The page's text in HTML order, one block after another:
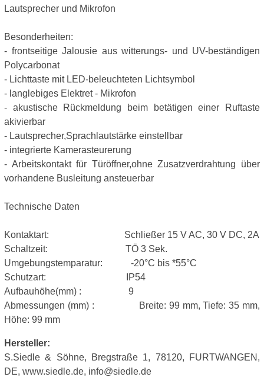
Lautsprecher und Mikrofon
Besonderheiten:
- frontseitige Jalousie aus witterungs- und UV-beständigen
Polycarbonat
- Lichttaste mit LED-beleuchteten Lichtsymbol
- langlebiges Elektret - Mikrofon
- akustische Rückmeldung beim betätigen einer Ruftaste
akivierbar
- Lautsprecher,Sprachlautstärke einstellbar
- integrierte Kamerasteurerung
- Arbeitskontakt für Türöffner,ohne Zusatzverdrahtung über
vorhandene Busleitung ansteuerbar
Technische Daten
Kontaktart: Schließer 15 V AC, 30 V DC, 2A
Schaltzeit: TÖ 3 Sek.
Umgebungstemparatur: -20°C bis *55°C
Schutzart: IP54
Aufbauhöhe(mm) : 9
Abmessungen (mm) : Breite: 99 mm, Tiefe: 35 mm,
Höhe: 99 mm
Hersteller:
S.Siedle & Söhne, Bregstraße 1, 78120, FURTWANGEN,
DE, www.siedle.de, info@siedle.de